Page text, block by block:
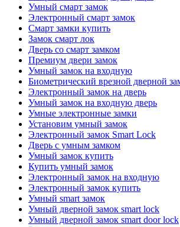
Умный смарт замок
Электронный смарт замок
Смарт замки купить
Замок смарт лок
Дверь со смарт замком
Премиум двери замок
Умный замок на входную
Биометрический врезной дверной
Электронный замок на дверь
Умный замок на входную дверь
Умные электронные замки
Установим умный замок
Электронный замок Smart Lock
Дверь с умным замком
Умный замок купить
Купить умный замок
Электронный замок на входную
Электронный замок купить
Умный smart замок
Умный дверной замок smart lock
Умный дверной замок smart door lock